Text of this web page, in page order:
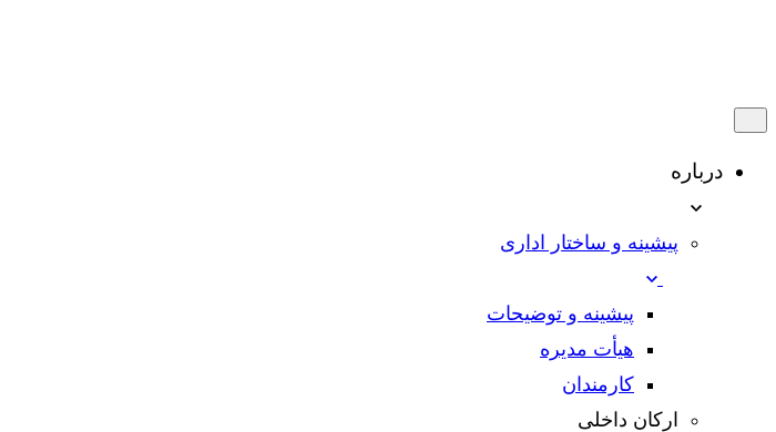
درباره
پیشینه و ساختار اداری
پیشینه و توضیحات
هیأت مدیره
کارمندان
ارکان داخلی